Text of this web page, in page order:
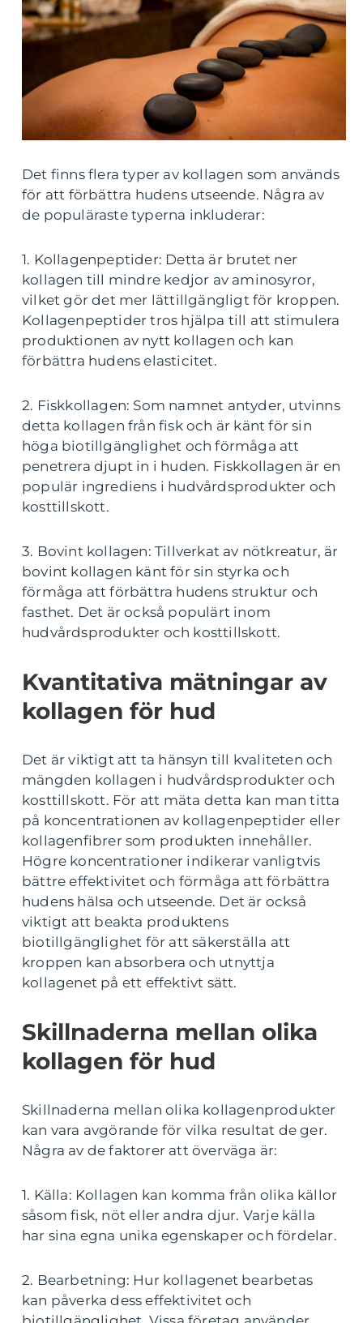
Det finns flera typer av kollagen som används
för att förbättra hudens utseende. Några av
de populäraste typerna inkluderar:
1. Kollagenpeptider: Detta är brutet ner
kollagen till mindre kedjor av aminosyror,
vilket gör det mer lättillgängligt för kroppen.
Kollagenpeptider tros hjälpa till att stimulera
produktionen av nytt kollagen och kan
förbättra hudens elasticitet.
2. Fiskkollagen: Som namnet antyder, utvinns
detta kollagen från fisk och är känt för sin
höga biotillgänglighet och förmåga att
penetrera djupt in i huden. Fiskkollagen är en
populär ingrediens i hudvårdsprodukter och
kosttillskott.
3. Bovint kollagen: Tillverkat av nötkreatur, är
bovint kollagen känt för sin styrka och
förmåga att förbättra hudens struktur och
fasthet. Det är också populärt inom
hudvårdsprodukter och kosttillskott.
Kvantitativa mätningar av
kollagen för hud
Det är viktigt att ta hänsyn till kvaliteten och
mängden kollagen i hudvårdsprodukter och
kosttillskott. För att mäta detta kan man titta
på koncentrationen av kollagenpeptider eller
kollagenfibrer som produkten innehåller.
Högre koncentrationer indikerar vanligtvis
bättre effektivitet och förmåga att förbättra
hudens hälsa och utseende. Det är också
viktigt att beakta produktens
biotillgänglighet för att säkerställa att
kroppen kan absorbera och utnyttja
kollagenet på ett effektivt sätt.
Skillnaderna mellan olika
kollagen för hud
Skillnaderna mellan olika kollagenprodukter
kan vara avgörande för vilka resultat de ger.
Några av de faktorer att överväga är:
1. Källa: Kollagen kan komma från olika källor
såsom fisk, nöt eller andra djur. Varje källa
har sina egna unika egenskaper och fördelar.
2. Bearbetning: Hur kollagenet bearbetas
kan påverka dess effektivitet och